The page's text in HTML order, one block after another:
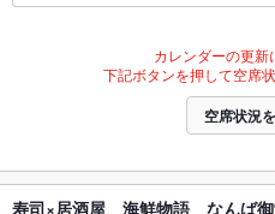
カレンダーの更新
下記ボタンを押して空席
空席状況
寿司×居酒屋 海鮮物語 なんば御